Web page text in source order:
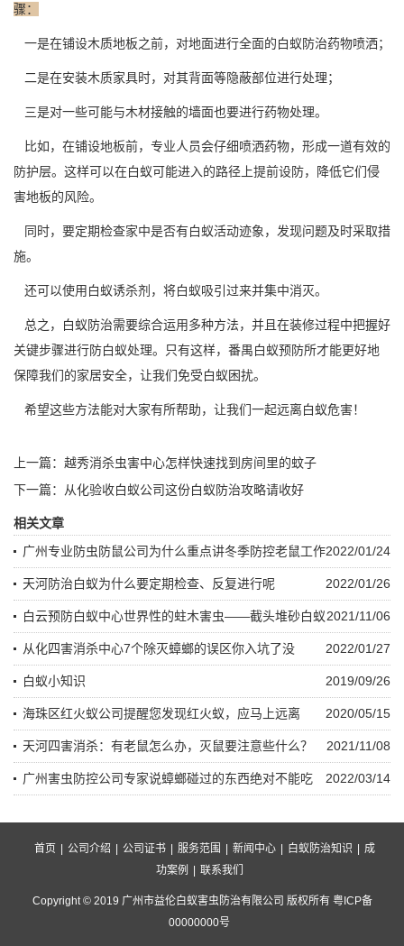
骤：
一是在铺设木质地板之前，对地面进行全面的白蚁防治药物喷洒；
二是在安装木质家具时，对其背面等隐蔽部位进行处理；
三是对一些可能与木材接触的墙面也要进行药物处理。
比如，在铺设地板前，专业人员会仔细喷洒药物，形成一道有效的
防护层。这样可以在白蚁可能进入的路径上提前设防，降低它们侵
害地板的风险。
同时，要定期检查家中是否有白蚁活动迹象，发现问题及时采取措
施。
还可以使用白蚁诱杀剂，将白蚁吸引过来并集中消灭。
总之，白蚁防治需要综合运用多种方法，并且在装修过程中把握好
关键步骤进行防白蚁处理。只有这样，番禺白蚁预防所才能更好地
保障我们的家居安全，让我们免受白蚁困扰。
希望这些方法能对大家有所帮助，让我们一起远离白蚁危害！
上一篇： 越秀消杀虫害中心怎样快速找到房间里的蚊子
下一篇：
从化验收白蚁公司这份白蚁防治攻略请收好
相关文章
2022/01/24
广州专业防虫防鼠公司为什么重点讲冬季防控老鼠工作
2022/01/26
天河防治白蚁为什么要定期检查、反复进行呢
2021/11/06
白云预防白蚁中心世界性的蛀木害虫——截头堆砂白蚁
2022/01/27
从化四害消杀中心7个除灭蟑螂的误区你入坑了没
2019/09/26
白蚁小知识
2020/05/15
海珠区红火蚁公司提醒您发现红火蚁，应马上远离
2021/11/08
天河四害消杀：有老鼠怎么办，灭鼠要注意些什么？
2022/03/14
广州害虫防控公司专家说蟑螂碰过的东西绝对不能吃
首页 | 公司介绍 | 公司证书 | 服务范围 | 新闻中心 | 白蚁防治知识 | 成
功案例
| 联系我们
Copyright © 2019 广州市益伦白蚁害虫防治有限公司 版权所有 粤ICP备
00000000号